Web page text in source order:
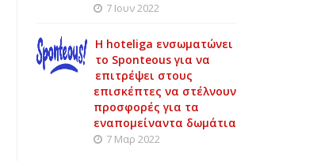
7 Ιουν 2022
Η hoteliga ενσωματώνει
το Sponteous για να
επιτρέψει στους
επισκέπτες να στέλνουν
προσφορές για τα
εναπομείναντα δωμάτια
7 Μαρ 2022